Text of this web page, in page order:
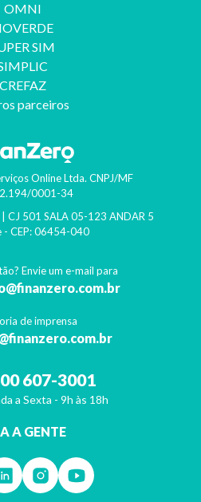
OMNI
SIM
CREFAZ
parceiros
Online Ltda. CNPJ/MF
0001-34
CJ 501 SALA 05-123 ANDAR 5
- CEP: 06454-040
Envie um e-mail para
de imprensa
607-3001
a Sexta - 9h às 18h
A GENTE